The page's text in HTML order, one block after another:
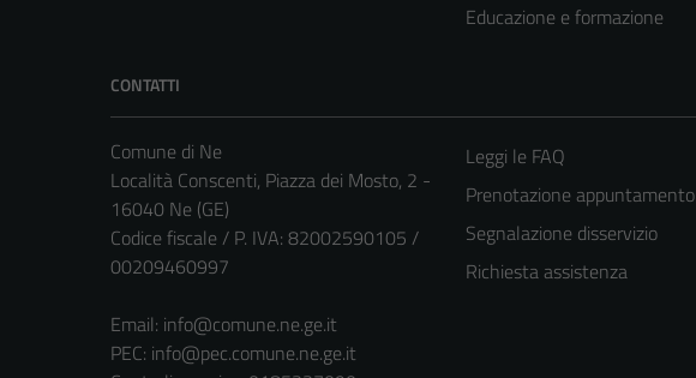
Educazione e formazione
CONTATTI
Comune di Ne
Località Conscenti, Piazza dei Mosto, 2 -
16040 Ne (GE)
Codice fiscale / P. IVA: 82002590105 /
00209460997
Email: info@comune.ne.ge.it
PEC: info@pec.comune.ne.ge.it
Leggi le FAQ
Prenotazione appuntamento
Segnalazione disservizio
Richiesta assistenza